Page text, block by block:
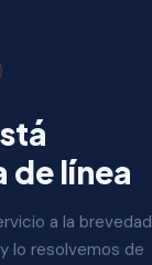
línea
a la
lo resolvemos de